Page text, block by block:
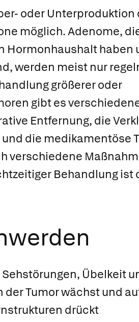
oder Unterproduktion
möglich. Adenome,
Hormonhaushalt haben
werden meist nur
größerer oder
gibt es
Entfernung, die
die medikamentöse
verschiedene
Behandlung ist
Übelkeit
der Tumor wächst und
drückt